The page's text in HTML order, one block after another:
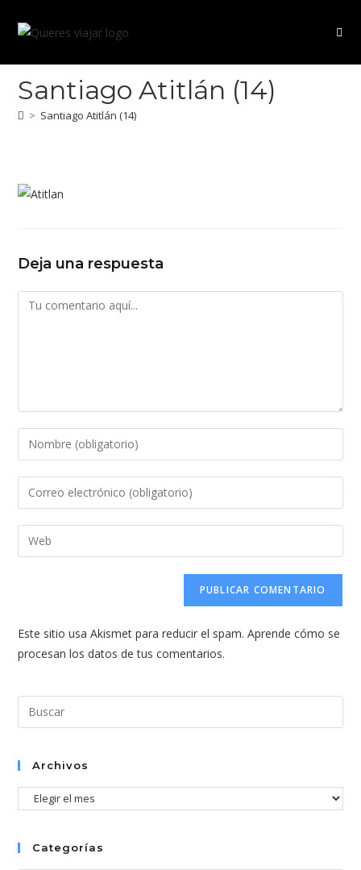
Santiago Atitlán (14)
> Santiago Atitlán (14)
Deja una respuesta
Comentario
Introduce
tu
nombre
de
usuario
Introduce
tu
dirección
de
comentar
Introduce
la
web
(opcional)
Este sitio usa Akismet para reducir el spam.Aprende cómo se
procesan los datos de tus comentarios.
el
Archivos
Archivos
Categorías